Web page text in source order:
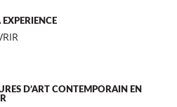
EXPERIENCE
D’ART CONTEMPORAIN EN